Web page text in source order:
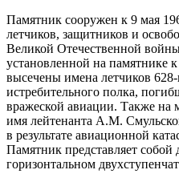
Памятник сооружен к 9 мая
летчиков, защитников и
Великой Отечественной
установленной на памятнике
высечены имена летчиков
истребительного полка,
вражеской авиации. Также на
имя лейтенанта А.М.
в результате авиационной
Памятник представляет
горизонтальном